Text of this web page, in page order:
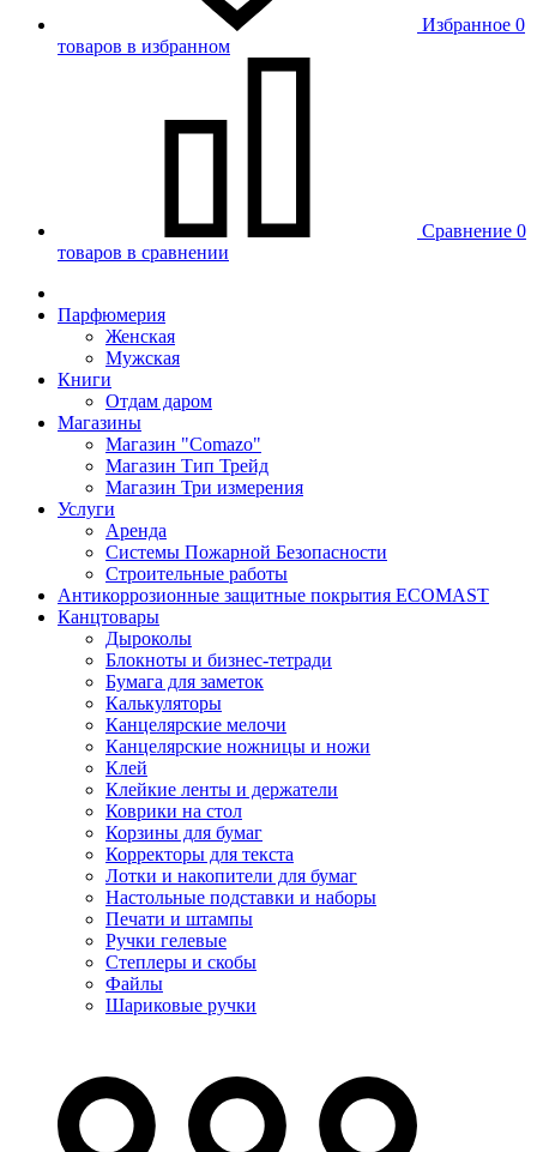
Избранное 0
товаров в избранном
Сравнение 0
товаров в сравнении
Парфюмерия
Женская
Мужская
Книги
Отдам даром
Магазины
Магазин "Comazo"
Магазин Тип Трейд
Магазин Три измерения
Услуги
Аренда
Системы Пожарной Безопасности
Строительные работы
Антикоррозионные защитные покрытия ECOMAST
Канцтовары
Дыроколы
Блокноты и бизнес-тетради
Бумага для заметок
Калькуляторы
Канцелярские мелочи
Канцелярские ножницы и ножи
Клей
Клейкие ленты и держатели
Коврики на стол
Корзины для бумаг
Корректоры для текста
Лотки и накопители для бумаг
Настольные подставки и наборы
Печати и штампы
Ручки гелевые
Степлеры и скобы
Файлы
Шариковые ручки